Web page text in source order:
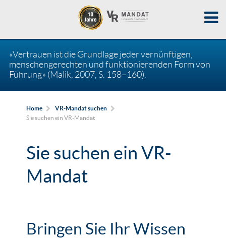
«Vertrauen ist die Grundlage jeder vernünftigen,
menschengerechten und funktionierenden Form von
Führung» (Malik, 2007, S. 158–160).
Home
VR-Mandat suchen
Sie suchen ein VR-Mandat
Sie suchen ein VR-
Mandat
Bringen Sie Ihr Wissen